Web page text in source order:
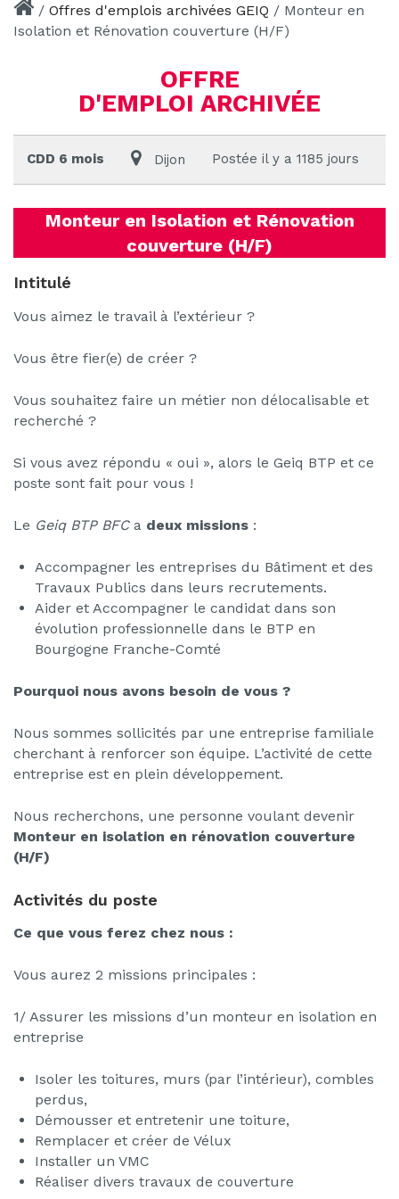
/ Offres d'emplois archivées GEIQ / Monteur en
Isolation et Rénovation couverture (H/F)
OFFRE
D'EMPLOI ARCHIVÉE
CDD 6 mois Dijon Postée il y a 1185 jours
Monteur en Isolation et Rénovation
couverture (H/F)
Intitulé
Vous aimez le travail à l’extérieur ?
Vous être fier(e) de créer ?
Vous souhaitez faire un métier non délocalisable et
recherché ?
Si vous avez répondu « oui », alors le Geiq BTP et ce
poste sont fait pour vous !
Le Geiq BTP BFC a deux missions :
Accompagner les entreprises du Bâtiment et des
Travaux Publics dans leurs recrutements.
Aider et Accompagner le candidat dans son
évolution professionnelle dans le BTP en
Bourgogne Franche-Comté
Pourquoi nous avons besoin de vous ?
Nous sommes sollicités par une entreprise familiale
cherchant à renforcer son équipe. L’activité de cette
entreprise est en plein développement.
Nous recherchons, une personne voulant devenir
Monteur en isolation en rénovation couverture
(H/F)
Activités du poste
Ce que vous ferez chez nous :
Vous aurez 2 missions principales :
1/ Assurer les missions d’un monteur en isolation en
entreprise
Isoler les toitures, murs (par l’intérieur), combles
perdus,
Démousser et entretenir une toiture,
Remplacer et créer de Vélux
Installer un VMC
Réaliser divers travaux de couverture